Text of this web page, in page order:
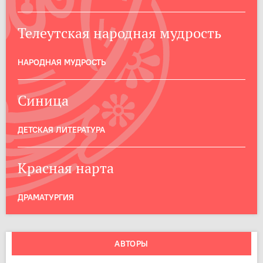
Телеутская народная мудрость
НАРОДНАЯ МУДРОСТЬ
Синица
ДЕТСКАЯ ЛИТЕРАТУРА
Красная нарта
ДРАМАТУРГИЯ
АВТОРЫ